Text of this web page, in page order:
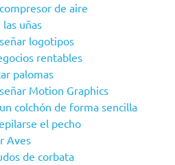
de aire
uñas
logotipos
rentables
palomas
Motion Graphics
colchón de forma sencilla
el pecho
Aves
de corbata